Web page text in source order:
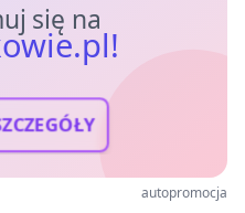
się na
autopromocja